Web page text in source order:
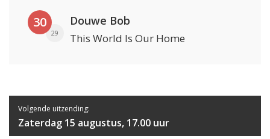
30
29
Douwe Bob
This World Is Our Home
Volgende uitzending:
Zaterdag 15 augustus, 17.00 uur